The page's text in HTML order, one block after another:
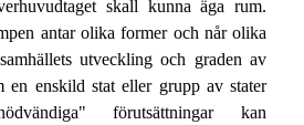
skall kunna äga rum.
antar olika former och når olika
utveckling och graden av
en enskild stat eller grupp av stater
förutsättningar kan